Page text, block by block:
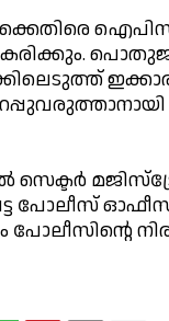
ഐപിസി
സെക്ടര്‍
പോലീസ്
പോലീസിന്റെ